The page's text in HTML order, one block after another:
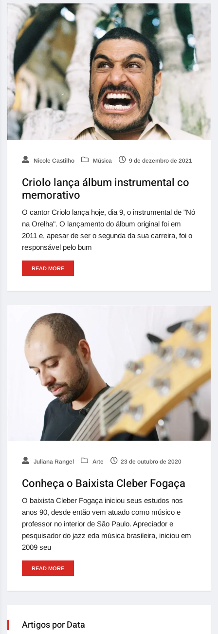
Nicole Castilho Música 9 de dezembro de 2021
Criolo lança álbum instrumental co
memorativo
O cantor Criolo lança hoje, dia 9, o instrumental de "Nó
na Orelha". O lançamento do álbum original foi em
2011 e, apesar de ser o segunda da sua carreira, foi o
responsável pelo bum
READ MORE
Juliana Rangel Arte 23 de outubro de 2020
Conheça o Baixista Cleber Fogaça
O baixista Cleber Fogaça iniciou seus estudos nos
anos 90, desde então vem atuado como músico e
professor no interior de São Paulo. Apreciador e
pesquisador do jazz eda música brasileira, iniciou em
2009 seu
READ MORE
Artigos por Data